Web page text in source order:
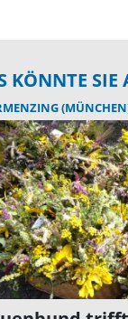
KÖNNTE SIE